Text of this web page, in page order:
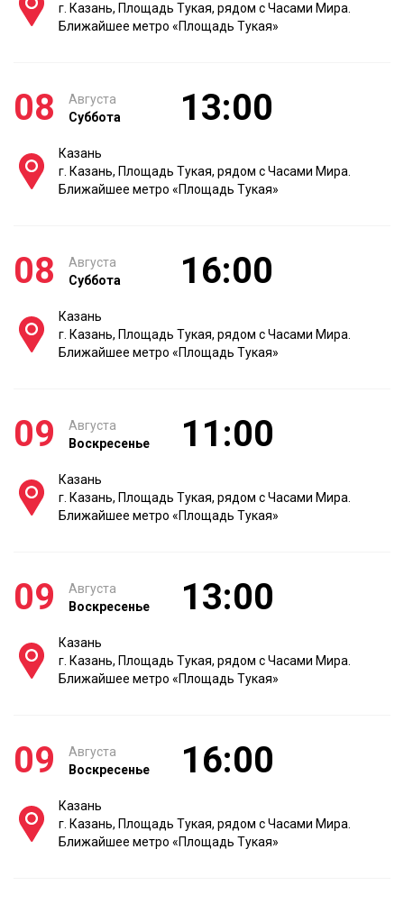
г. Казань, Площадь Тукая, рядом с Часами Мира.
Ближайшее метро «Площадь Тукая»
08
Августа
Суббота
13:00
Казань
г. Казань, Площадь Тукая, рядом с Часами Мира.
Ближайшее метро «Площадь Тукая»
08
Августа
Суббота
16:00
Казань
г. Казань, Площадь Тукая, рядом с Часами Мира.
Ближайшее метро «Площадь Тукая»
09
Августа
Воскресенье
11:00
Казань
г. Казань, Площадь Тукая, рядом с Часами Мира.
Ближайшее метро «Площадь Тукая»
09
Августа
Воскресенье
13:00
Казань
г. Казань, Площадь Тукая, рядом с Часами Мира.
Ближайшее метро «Площадь Тукая»
09
Августа
Воскресенье
16:00
Казань
г. Казань, Площадь Тукая, рядом с Часами Мира.
Ближайшее метро «Площадь Тукая»